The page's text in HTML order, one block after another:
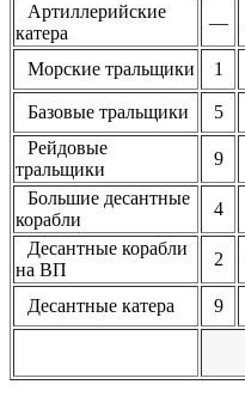
Артиллерийские
катера
—
Морские тральщики 1
Базовые тральщики 5
Рейдовые
тральщики
9
Большие десантные
корабли
4
Десантные корабли
на ВП
2
Десантные катера 9